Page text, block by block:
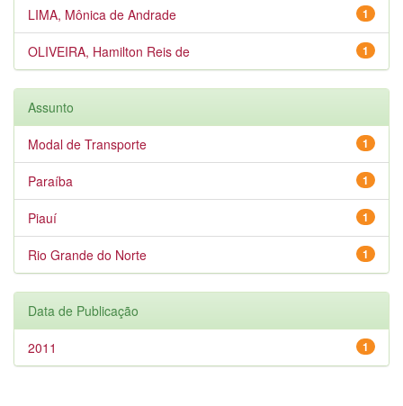
1
LIMA, Mônica de Andrade
1
OLIVEIRA, Hamilton Reis de
Assunto
1
Modal de Transporte
1
Paraíba
1
Piauí
1
Rio Grande do Norte
Data de Publicação
1
2011